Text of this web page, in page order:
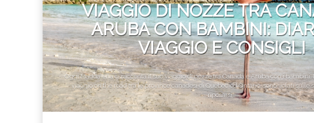
VIAGGIO DI NOZZE TRA
ARUBA CON BAMBINI:
VIAGGIO E CONSIGLI
Oggi Maddalena ci racconta il suo viaggio di nozze tra Canada e Aruba con i
viaggio on the road tra le province canadesi di Québec ed Ontario, sono volati sulle
riposarsi…